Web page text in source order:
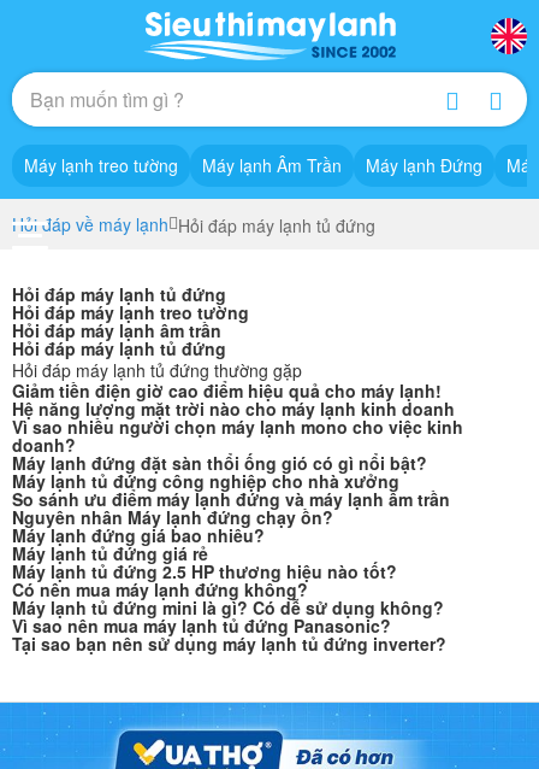
Máy lạnh treo tường Máy lạnh Âm Trần Máy lạnh Đứng
Hỏi đáp về máy lạnh Hỏi đáp máy lạnh tủ đứng
Hỏi đáp máy lạnh tủ đứng
Hỏi đáp máy lạnh treo tường
Hỏi đáp máy lạnh âm trần
Hỏi đáp máy lạnh tủ đứng
Hỏi đáp máy lạnh tủ đứng thường gặp
Giảm tiền điện giờ cao điểm hiệu quả cho máy lạnh!
Hệ năng lượng mặt trời nào cho máy lạnh kinh doanh
Vì sao nhiều người chọn máy lạnh mono cho việc kinh
doanh?
Máy lạnh đứng đặt sàn thổi ống gió có gì nổi bật?
Máy lạnh tủ đứng công nghiệp cho nhà xưởng
So sánh ưu điểm máy lạnh đứng và máy lạnh âm trần
Nguyên nhân Máy lạnh đứng chạy ồn?
Máy lạnh đứng giá bao nhiêu?
Máy lạnh tủ đứng giá rẻ
Máy lạnh tủ đứng 2.5 HP thương hiệu nào tốt?
Có nên mua máy lạnh đứng không?
Máy lạnh tủ đứng mini là gì? Có dễ sử dụng không?
Vì sao nên mua máy lạnh tủ đứng Panasonic?
Tại sao bạn nên sử dụng máy lạnh tủ đứng inverter?